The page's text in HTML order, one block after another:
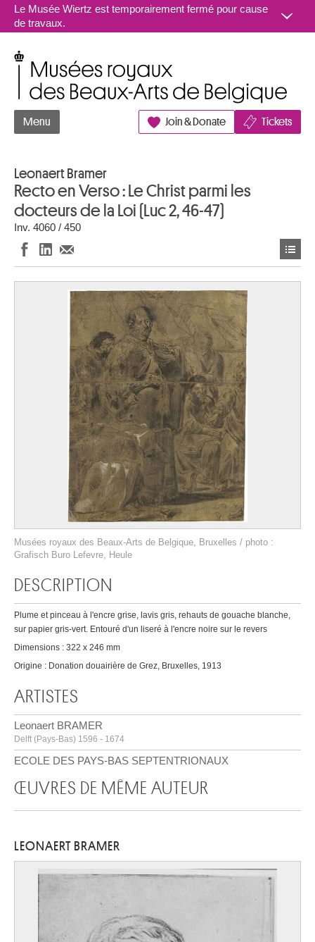
Aller au contenu
Le Musée Wiertz est temporairement fermé pour cause
de travaux.
Menu Join & Donate Tickets
Leonaert Bramer
Recto en Verso : Le Christ parmi les
docteurs de la Loi (Luc 2, 46-47)
Inv. 4060 / 450
Musées royaux des Beaux-Arts de Belgique, Bruxelles / photo :
Grafisch Buro Lefevre, Heule
DESCRIPTION
Plume et pinceau à l'encre grise, lavis gris, rehauts de gouache blanche,
sur papier gris-vert. Entouré d'un liseré à l'encre noire sur le revers
Dimensions : 322 x 246 mm
Origine : Donation douairière de Grez, Bruxelles, 1913
ARTISTES
Leonaert BRAMER
Delft (Pays-Bas) 1596 - 1674
ECOLE DES PAYS-BAS SEPTENTRIONAUX
ŒUVRES DE MÊME AUTEUR
LEONAERT BRAMER